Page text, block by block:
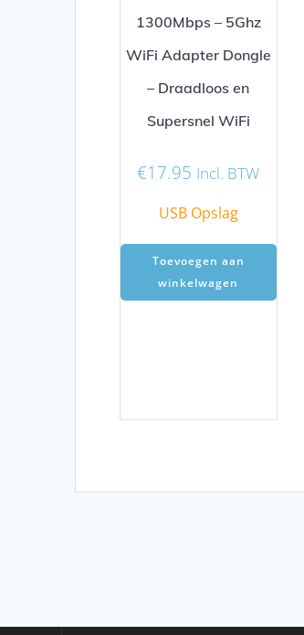
1300Mbps – 5Ghz
WiFi Adapter Dongle
– Draadloos en
Supersnel WiFi
€17.95 Incl. BTW
USB Opslag
Toevoegen aan
winkelwagen